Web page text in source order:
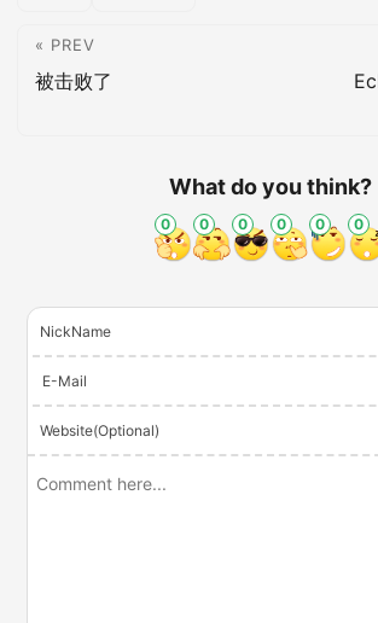
« PREV
被击败了
What do you think?
0 0 0 0 0 0
NickName
E-Mail
Website(Optional)